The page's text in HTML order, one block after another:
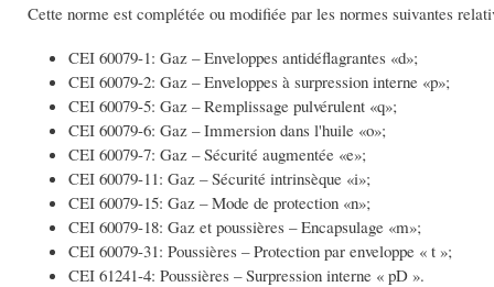
Cette norme est complétée ou modifiée par les normes suivantes
CEI 60079-1: Gaz – Enveloppes antidéflagrantes «d»;
CEI 60079-2: Gaz – Enveloppes à surpression interne «p»;
CEI 60079-5: Gaz – Remplissage pulvérulent «q»;
CEI 60079-6: Gaz – Immersion dans l'huile «o»;
CEI 60079-7: Gaz – Sécurité augmentée «e»;
CEI 60079-11: Gaz – Sécurité intrinsèque «i»;
CEI 60079-15: Gaz – Mode de protection «n»;
CEI 60079-18: Gaz et poussières – Encapsulage «m»;
CEI 60079-31: Poussières – Protection par enveloppe « t »;
CEI 61241-4: Poussières – Surpression interne « pD ».